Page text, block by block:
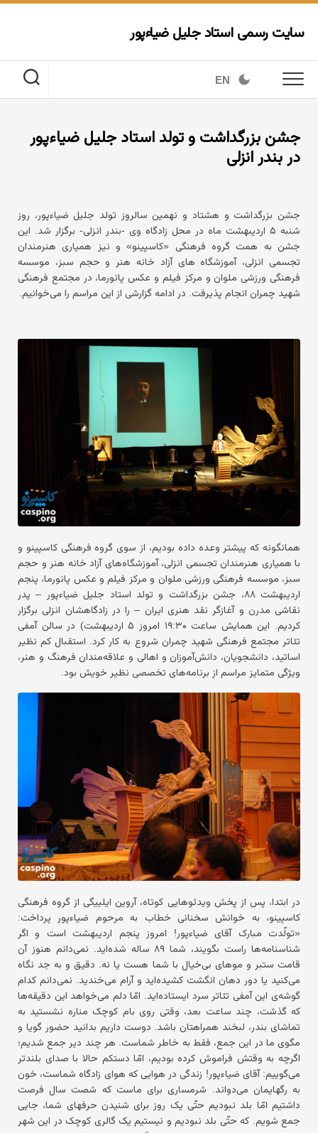
Skip
content
سایت رسمی استاد جلیل ضیاءپور
EN
جشن بزرگداشت و تولد استاد جلیل ضیاءپور
در بندر انزلی
جشن بزرگداشت و هشتاد و نهمین سالروز تولد جلیل ضیاءپور، روز
شنبه ۵ اردیبهشت ماه در محل زادگاه وی -بندر انزلی- برگزار شد. این
جشن به همت گروه فرهنگی «کاسپینو» و نیز همیاری هنرمندان
تجسمی انزلی، آموزشگاه های آزاد خانه هنر و حجم سبز، موسسه
فرهنگی ورزشی ملوان و مرکز فیلم و عکس پانورما، در مجتمع فرهنگی
شهید چمران انجام پذیرفت. در ادامه گزارشی از این مراسم را می‌خوانیم.
همانگونه که پیشتر وعده داده بودیم، از سوی گروه فرهنگی کاسپینو و
با همیاری هنرمندان تجسمی انزلی، آموزشگاه‌های آزاد خانه هنر و حجم
سبز، موسسه فرهنگی ورزشی ملوان و مرکز فیلم و عکس پانورما، پنجم
اردیبهشت ۸۸، جشن بزرگداشت و تولد استاد جلیل ضیاءپور – پدر
نقاشی مدرن و آغازگر نقد هنری ایران – را در زادگاهشان انزلی برگزار
کردیم. این همایش ساعت ۱۹:۳۰ امروز ۵ اردیبهشت) در سالن آمفی
تئاتر مجتمع فرهنگی شهید چمران شروع به کار کرد. استقبال کم نظیر
اساتید، دانشجویان، دانش‌آموزان و اهالی و علاقه‌مندان فرهنگ و هنر،
ویژگی متمایز مراسم از برنامه‌های تخصصی نظیر خویش بود.
در ابتدا، پس از پخش ویدئوهایی کوتاه، آروین ایلییگی از گروه فرهنگی
کاسپینو، به خوانش سخنانی خطاب به مرحوم ضیاءپور پرداخت:
«تولّدت مبارک آقای ضیاءپور! امروز پنجم اردیبهشت است و اگر
شناسنامه‌ها راست بگویند، شما ۸۹ ساله شده‌اید. نمی‌دانم هنوز آن
قامت ستبر و موهای بی‌خیال با شما هست یا نه. دقیق و به جد نگاه
می‌کنید یا دور دهان انگشت کشیده‌اید و آرام می‌خندید. نمی‌دانم کدام
گوشه‌ی این آمفی تئاتر سرد ایستاده‌اید. امّا دلم می‌خواهد این دقیقه‌ها
که گذشت، چند ساعت بعد، وقتی روی بام کوچک مناره نشستید به
تماشای بندر، لبخند همراهتان باشد. دوست داریم بدانید حضور گویا و
مگوی ما در این جمع، فقط به خاطر شماست. هر چند دیر جمع شدیم؛
اگرچه به وقتش فراموش کرده بودیم، امّا دستکم حالا با صدای بلندتر
می‌گوییم: آقای ضیاءپور! زندگی در هوایی که هوای زادگاه شماست، خون
به رگهایمان می‌دواند. شرمساری برای ماست که شصت سال فرصت
داشتیم امّا بلد نبودیم حتّی یک روز برای شنیدن حرفهای شما، جایی
جمع شویم. که حتّی بلد نبودیم و نیستیم یک گالری کوچک در این شهر